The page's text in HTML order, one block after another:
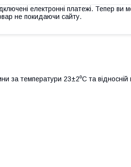
електронні платежі. Тепер ви
не покидаючи сайту.
за температури 23±2⁰С та відносній